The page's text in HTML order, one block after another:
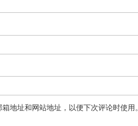
地址和网站地址，以便下次评论时使用。